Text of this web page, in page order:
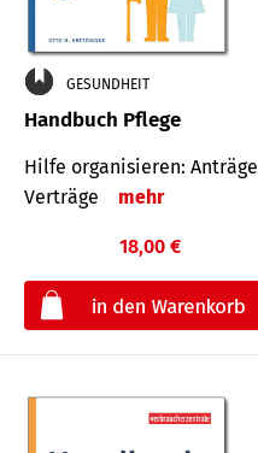
GESUNDHEIT
Handbuch Pflege
Hilfe organisieren:
Verträge
mehr
18,00 €